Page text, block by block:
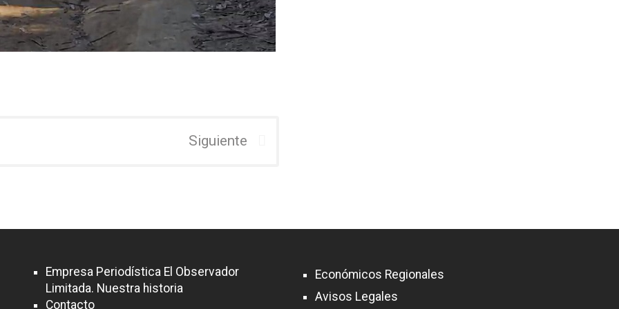
Siguiente
Empresa Periodística El Observador
Limitada. Nuestra historia
Contacto
Económicos Regionales
Avisos Legales